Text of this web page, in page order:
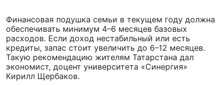
Финансовая подушка семьи в текущем году должна
обеспечивать минимум 4–6 месяцев базовых
расходов. Если доход нестабильный или есть
кредиты, запас стоит увеличить до 6–12 месяцев.
Такую рекомендацию жителям Татарстана дал
экономист, доцент университета «Синергия»
Кирилл Щербаков.